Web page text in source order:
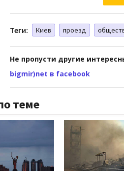
Теги: Киев проезд
Не пропусти другие
bigmir)net в facebook
теме